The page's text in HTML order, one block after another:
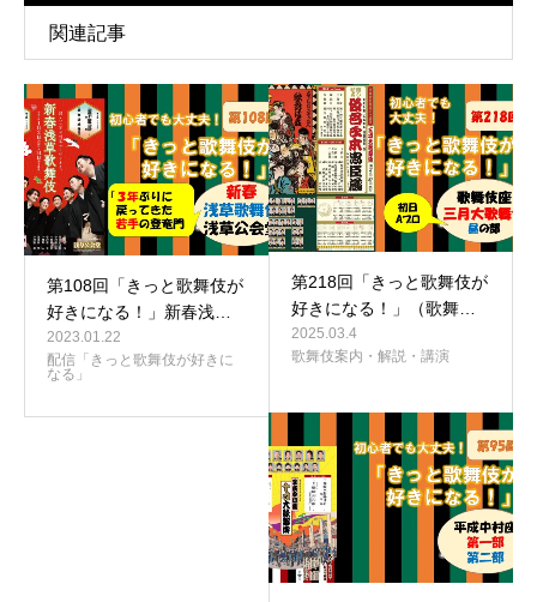
関連記事
第108回「きっと歌舞伎が
好きになる！」新春浅…
2023.01.22
配信「きっと歌舞伎が好きに
なる」
第218回「きっと歌舞伎が
好きになる！」（歌舞…
2025.03.4
歌舞伎案内・解説・講演